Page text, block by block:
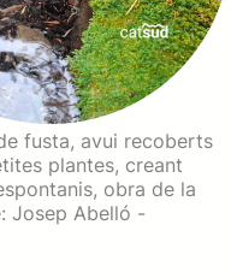
fusta, avui recoberts
plantes, creant
obra de la
Josep Abelló -